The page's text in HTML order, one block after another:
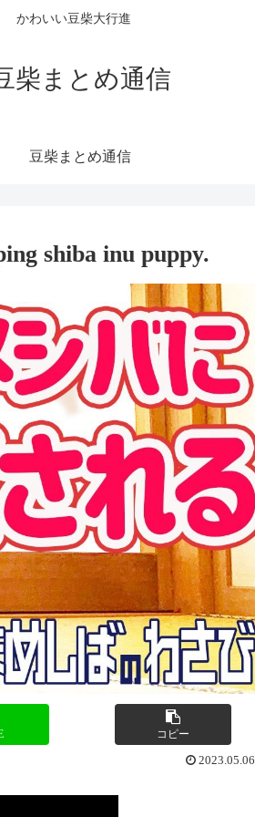
かわいい豆柴大行進
柴まとめ通信
豆柴まとめ通信
shiba inu puppy.
コピー
2023.05.06